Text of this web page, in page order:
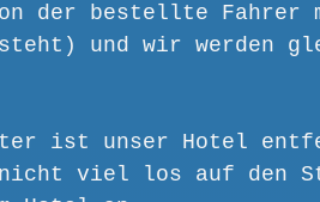
der bestellte Fahrer
steht) und wir werden
ist unser Hotel
viel los auf den